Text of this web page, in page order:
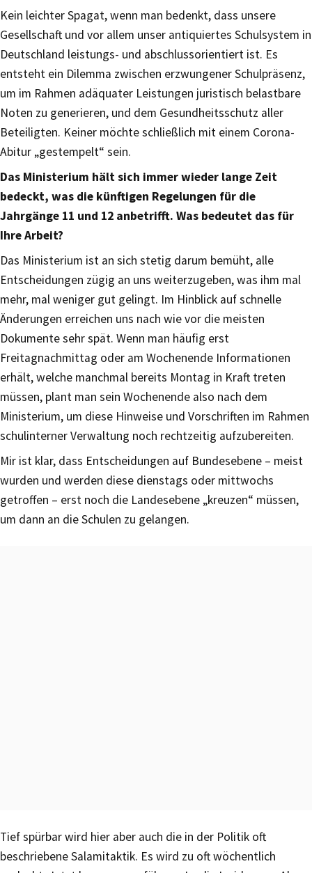
Kein leichter Spagat, wenn man bedenkt, dass unsere
Gesellschaft und vor allem unser antiquiertes Schulsystem in
Deutschland leistungs- und abschlussorientiert ist. Es
entsteht ein Dilemma zwischen erzwungener Schulpräsenz,
um im Rahmen adäquater Leistungen juristisch belastbare
Noten zu generieren, und dem Gesundheitsschutz aller
Beteiligten. Keiner möchte schließlich mit einem Corona-
Abitur „gestempelt“ sein.
Das Ministerium hält sich immer wieder lange Zeit
bedeckt, was die künftigen Regelungen für die
Jahrgänge 11 und 12 anbetrifft. Was bedeutet das für
Ihre Arbeit?
Das Ministerium ist an sich stetig darum bemüht, alle
Entscheidungen zügig an uns weiterzugeben, was ihm mal
mehr, mal weniger gut gelingt. Im Hinblick auf schnelle
Änderungen erreichen uns nach wie vor die meisten
Dokumente sehr spät. Wenn man häufig erst
Freitagnachmittag oder am Wochenende Informationen
erhält, welche manchmal bereits Montag in Kraft treten
müssen, plant man sein Wochenende also nach dem
Ministerium, um diese Hinweise und Vorschriften im Rahmen
schulinterner Verwaltung noch rechtzeitig aufzubereiten.
Mir ist klar, dass Entscheidungen auf Bundesebene – meist
wurden und werden diese dienstags oder mittwochs
getroffen – erst noch die Landesebene „kreuzen“ müssen,
um dann an die Schulen zu gelangen.
Tief spürbar wird hier aber auch die in der Politik oft
beschriebene Salamitaktik. Es wird zu oft wöchentlich